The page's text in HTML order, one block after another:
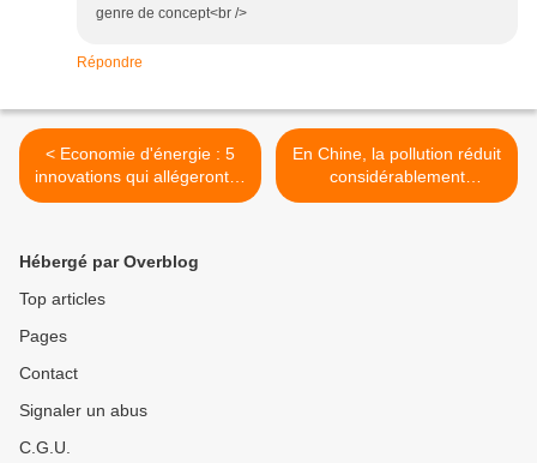
genre de concept<br />
Répondre
< Economie d'énergie : 5
innovations qui allégeront la
facture du futur
En Chine, la pollution réduit
considérablement
l'espérance de vie >
Hébergé par Overblog
Top articles
Pages
Contact
Signaler un abus
C.G.U.